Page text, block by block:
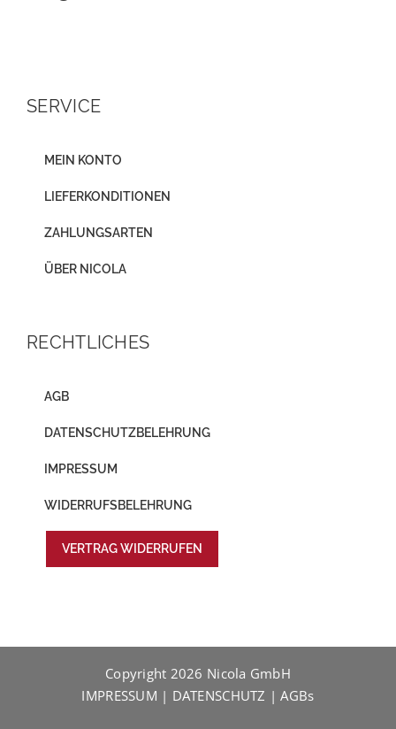
SERVICE
MEIN KONTO
LIEFERKONDITIONEN
ZAHLUNGSARTEN
ÜBER NICOLA
RECHTLICHES
AGB
DATENSCHUTZBELEHRUNG
IMPRESSUM
WIDERRUFSBELEHRUNG
VERTRAG WIDERRUFEN
Copyright 2026 Nicola GmbH
IMPRESSUM | DATENSCHUTZ |AGBs